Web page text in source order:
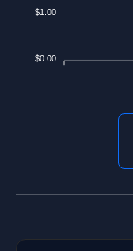
$1.00
$0.00